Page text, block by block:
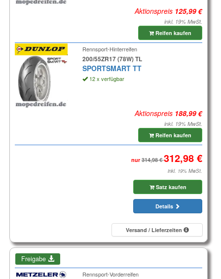
Aktionspreis
inkl. 19% MwSt.
Reifen kaufen
Rennsport-Hinterreifen
200/55ZR17 (78W) TL
SPORTSMART TT
12 x verfügbar
Aktionspreis
inkl. 19% MwSt.
Reifen kaufen
nur
inkl. 19% MwSt.
Satz kaufen
Details
Versand / Lieferzeiten
Freigabe
Rennsport-Vorderreifen